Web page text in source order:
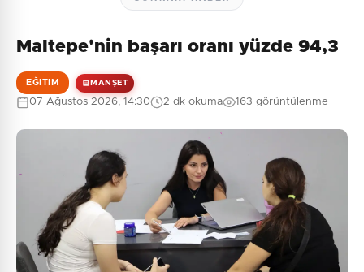
Maltepe'nin başarı oranı yüzde 94,3
EĞITIM MANŞET
07 Ağustos 2026, 14:30 2 dk okuma 163 görüntülenme